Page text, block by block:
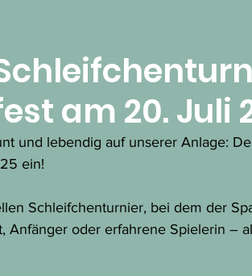
am 20. Juli
und lebendig auf unserer Anlage:
ein!
Schleifchenturnier, bei dem der
Anfänger oder erfahrene Spielerin –